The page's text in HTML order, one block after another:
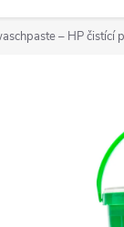
– HP čistící